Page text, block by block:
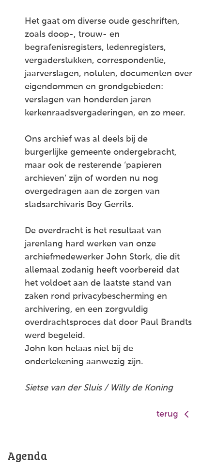
Het gaat om diverse oude geschriften,
zoals doop-, trouw- en
begrafenisregisters, ledenregisters,
vergaderstukken, correspondentie,
jaarverslagen, notulen, documenten over
eigendommen en grondgebieden:
verslagen van honderden jaren
kerkenraadsvergaderingen, en zo meer.
Ons archief was al deels bij de
burgerlijke gemeente ondergebracht,
maar ook de resterende ‘papieren
archieven’ zijn of worden nu nog
overgedragen aan de zorgen van
stadsarchivaris Boy Gerrits.
De overdracht is het resultaat van
jarenlang hard werken van onze
archiefmedewerker John Stork, die dit
allemaal zodanig heeft voorbereid dat
het voldoet aan de laatste stand van
zaken rond privacybescherming en
archivering, en een zorgvuldig
overdrachtsproces dat door Paul Brandts
werd begeleid.
John kon helaas niet bij de
ondertekening aanwezig zijn.
Sietse van der Sluis / Willy de Koning
terug
Agenda